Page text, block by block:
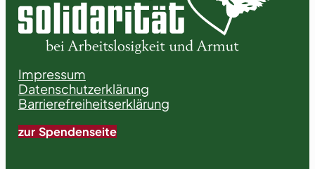
Impressum
Datenschutzerklärung
Barrierefreiheitserklärung
zur Spendenseite